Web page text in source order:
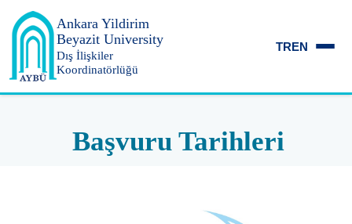
Ankara Yildirim
Beyazit University
Dış İlişkiler
Koordinatörlüğü
TREN
Başvuru Tarihleri